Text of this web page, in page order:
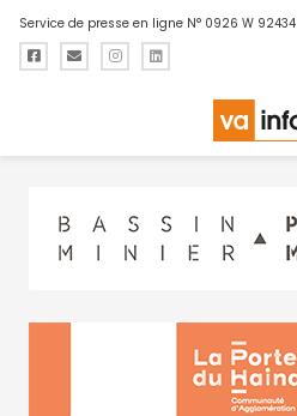
Service de presse en ligne N° 0926 W 92434